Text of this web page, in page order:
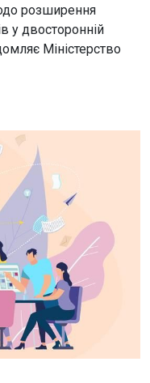
розширення
у двосторонній
Міністерство